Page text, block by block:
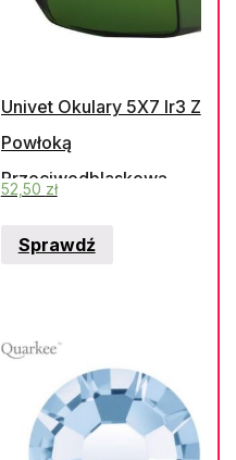
Univet Okulary 5X7 Ir3 Z
Powłoką
Przeciwodblaskową
52,50 zł
Sprawdź